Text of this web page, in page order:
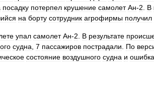
посадку потерпел крушение самолет Ан-2 В
на борту сотрудник агрофирмы получил
упал самолет Ан-2 В результате
судна 7 пассажиров пострадали По
состояние воздушного судна и ошибка